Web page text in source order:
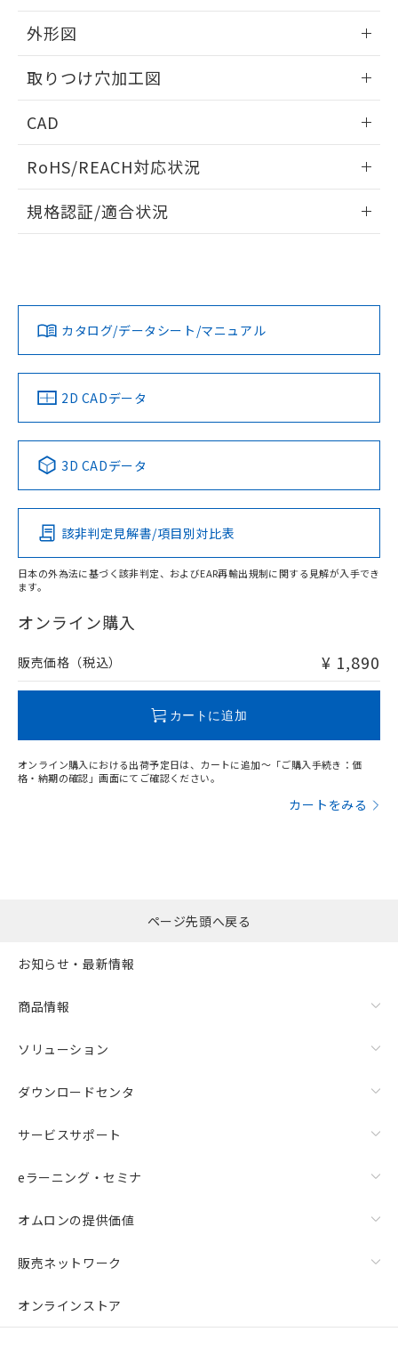
外形図
取りつけ穴加工図
CAD
ドすることができます。
ログイン/会員登録
ダウンロードデータをご利用いただく前に、以下を必ずお読
みください。
ソフトウェアの使用条件
RoHS/REACH対応状況
EU RoHS 注意事項・凡例
対応済み
中国 RoHS 注意事項・凡例
Pb Hg Cd Cr(VI)
O
在庫等で未対応品が混在する可能性があります。
問い合わせください。
規格認証/適合状況
カタログ/データシート/マニュアル
2D CADデータ
3D CADデータ
該非判定見解書/項目別対比表
日本の外為法に基づく該非判定、およびEAR再輸出規制に関する見解が入手でき
ます。
オンライン購入
販売価格（税込） ¥ 1,890
カートに追加
オンライン購入における出荷予定日は、カートに追加～「ご購入手続き：価
格・納期の確認」画面にてご確認ください。
カートをみる
品・サービスに関するお客様との取
をご了承ください。
※当社の共同利用者とは、
下記の非含有証明書をダウンロードするこ
とができます。
EU RoHS指令（10物質）の非含有証明書
51物質の非含有証明書（当社基準）
※本証明書は発行日時点で非含有を証明す
ものではありません。
また、RoHS指令のフタル酸エステル類４
物質の対応では、対応完了までの期間は出
欄に対応日を記載しておりました。
既に当社にて対応品への在庫切替を完了
ページ先頭へ戻る
お知らせ・最新情報
商品情報
ソリューション
ダウンロードセンタ
サービスサポート
eラーニング・セミナ
オムロンの提供価値
販売ネットワーク
オンラインストア